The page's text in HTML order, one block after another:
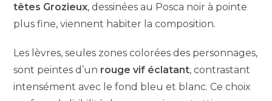
têtes Grozieux, dessinées au Posca noir à pointe
plus fine, viennent habiter la composition.
Les lèvres, seules zones colorées des personnages,
sont peintes d’un rouge vif éclatant, contrastant
intensément avec le fond bleu et blanc. Ce choix